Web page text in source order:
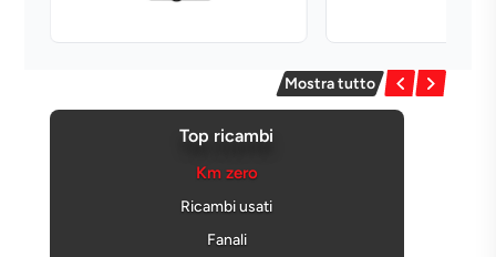
Mostra tutto
Top ricambi
Km zero
Ricambi usati
Fanali